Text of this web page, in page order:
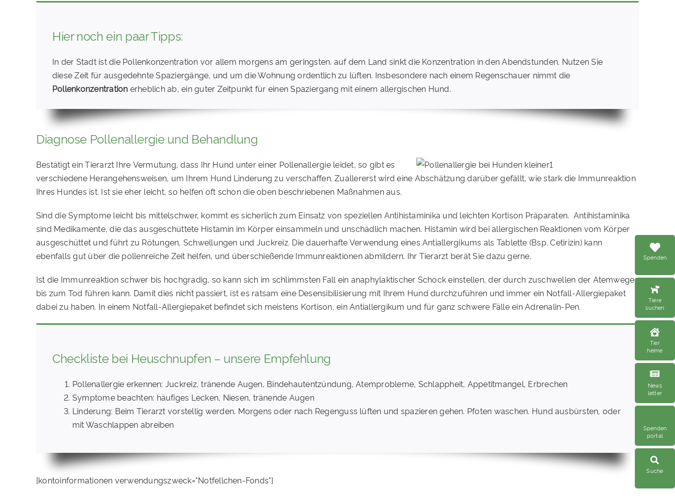
Spenden
Tiere
suchen
Tier
heime
News
letter
Spenden
portal
Suche
Hier noch ein paar Tipps:
In der Stadt ist die Pollenkonzentration vor allem morgens am geringsten. auf dem Land sinkt die Konzentration in den Abendstunden. Nutzen Sie
diese Zeit für ausgedehnte Spaziergänge, und um die Wohnung ordentlich zu lüften. Insbesondere nach einem Regenschauer nimmt die
Pollenkonzentration erheblich ab, ein guter Zeitpunkt für einen Spaziergang mit einem allergischen Hund.
Diagnose Pollenallergie und Behandlung
Bestätigt ein Tierarzt Ihre Vermutung, dass Ihr Hund unter einer Pollenallergie leidet, so gibt es
verschiedene Herangehensweisen, um Ihrem Hund Linderung zu verschaffen. Zuallererst wird eine Abschätzung darüber gefällt, wie stark die Immunreaktion
Ihres Hundes ist. Ist sie eher leicht, so helfen oft schon die oben beschriebenen Maßnahmen aus.
Sind die Symptome leicht bis mittelschwer, kommt es sicherlich zum Einsatz von speziellen Antihistaminika und leichten Kortison Präparaten. Antihistaminika
sind Medikamente, die das ausgeschüttete Histamin im Körper einsammeln und unschädlich machen. Histamin wird bei allergischen Reaktionen vom Körper
ausgeschüttet und führt zu Rötungen, Schwellungen und Juckreiz. Die dauerhafte Verwendung eines Antiallergikums als Tablette (Bsp. Cetirizin) kann
ebenfalls gut über die pollenreiche Zeit helfen, und überschießende Immunreaktionen abmildern. Ihr Tierarzt berät Sie dazu gerne.
Ist die Immunreaktion schwer bis hochgradig, so kann sich im schlimmsten Fall ein anaphylaktischer Schock einstellen, der durch zuschwellen der Atemwege
bis zum Tod führen kann. Damit dies nicht passiert, ist es ratsam eine Desensibilisierung mit Ihrem Hund durchzuführen und immer ein Notfall-Allergiepaket
dabei zu haben. In einem Notfall-Allergiepaket befindet sich meistens Kortison, ein Antiallergikum und für ganz schwere Fälle ein Adrenalin-Pen.
Checkliste bei Heuschnupfen – unsere Empfehlung
Pollenallergie erkennen: Juckreiz, tränende Augen, Bindehautentzündung, Atemprobleme, Schlappheit, Appetitmangel, Erbrechen
Symptome beachten: häufiges Lecken, Niesen, tränende Augen
Linderung: Beim Tierarzt vorstellig werden. Morgens oder nach Regenguss lüften und spazieren gehen. Pfoten waschen. Hund ausbürsten, oder
mit Waschlappen abreiben
[kontoinformationen verwendungszweck="Notfellchen-Fonds"]